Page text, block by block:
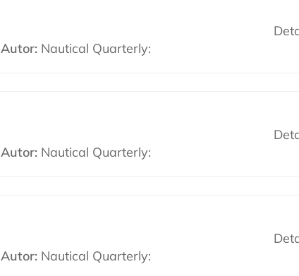
Autor:Nautical Quarterly:
Autor:Nautical Quarterly:
Autor:Nautical Quarterly: